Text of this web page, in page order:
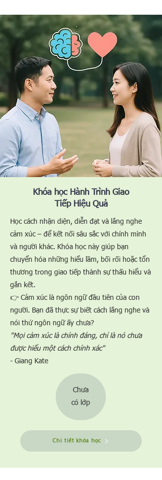
​Khóa học Hành Trình Giao
Tiếp Hiệu Quả
Học cách nhận diện, diễn đạt và lắng nghe
cảm xúc – để kết nối sâu sắc với chính mình
và người khác. Khóa học này giúp bạn
chuyển hóa những hiểu lầm, bối rối hoặc tổn
thương trong giao tiếp thành sự thấu hiểu và
gắn kết.
👉 Cảm xúc là ngôn ngữ đầu tiên của con
người. Bạn đã thực sự biết cách lắng nghe và
nói thứ ngôn ngữ ấy chưa?
"Mọi cảm xúc là chính đáng, chỉ là nó chưa
được hiểu một cách chính xác"
- Giang Kate​
Chưa
​có lớp
Chi tiết khóa học